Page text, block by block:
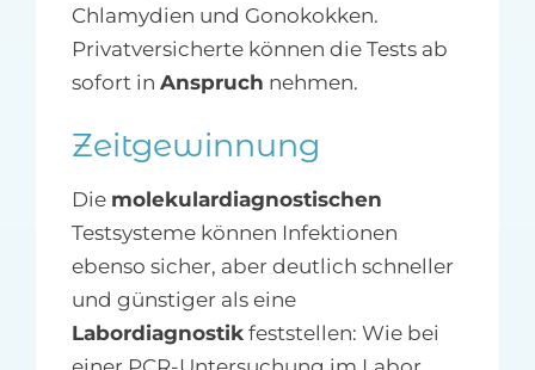
Chlamydien und Gonokokken.
Privatversicherte können die Tests ab
sofort in Anspruch nehmen.
Zeitgewinnung
Die molekulardiagnostischen
Testsysteme können Infektionen
ebenso sicher, aber deutlich schneller
und günstiger als eine
Labordiagnostikfeststellen: Wie bei